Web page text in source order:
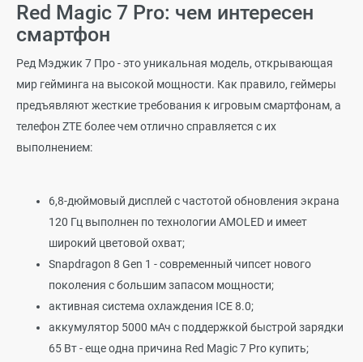
Red Magic 7 Pro: чем интересен
смартфон
Ред Мэджик 7 Про - это уникальная модель, открывающая
мир гейминга на высокой мощности. Как правило, геймеры
предъявляют жесткие требования к игровым смартфонам, а
телефон ZTE более чем отлично справляется с их
выполнением:
6,8-дюймовый дисплей с частотой обновления экрана
120 Гц выполнен по технологии AMOLED и имеет
широкий цветовой охват;
Snapdragon 8 Gen 1 - современный чипсет нового
поколения с большим запасом мощности;
активная система охлаждения ICE 8.0;
аккумулятор 5000 мАч с поддержкой быстрой зарядки
65 Вт - еще одна причина Red Magic 7 Pro купить;